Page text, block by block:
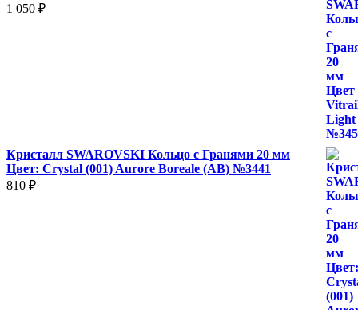
1 050 ₽
Кристалл SWAROVSKI Кольцо с Гранями 20 мм
Цвет: Crystal (001) Aurore Boreale (AB) №3441
810 ₽